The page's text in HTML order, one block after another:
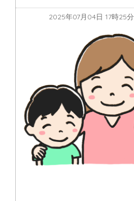
2025年07月04日 17時25分